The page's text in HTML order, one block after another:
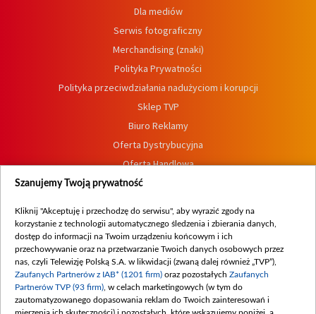
Dla mediów
Serwis fotograficzny
Merchandising (znaki)
Polityka Prywatności
Polityka przeciwdziałania nadużyciom i korupcji
Sklep TVP
Biuro Reklamy
Oferta Dystrybucyjna
Oferta Handlowa
Dostępność
Procedura zgłoszeń wewnętrznych
Szanujemy Twoją prywatność
Kliknij "Akceptuję i przechodzę do serwisu", aby wyrazić zgody na
korzystanie z technologii automatycznego śledzenia i zbierania danych,
dostęp do informacji na Twoim urządzeniu końcowym i ich
przechowywanie oraz na przetwarzanie Twoich danych osobowych przez
nas, czyli Telewizję Polską S.A. w likwidacji (zwaną dalej również „TVP”),
Zaufanych Partnerów z IAB* (1201 firm) oraz pozostałych Zaufanych
Partnerów TVP (93 firm) , w celach marketingowych (w tym do
zautomatyzowanego dopasowania reklam do Twoich zainteresowań i